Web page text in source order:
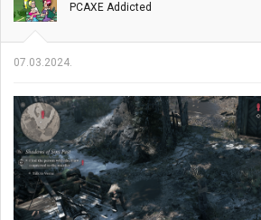
PCAXE Addicted
07.03.2024.